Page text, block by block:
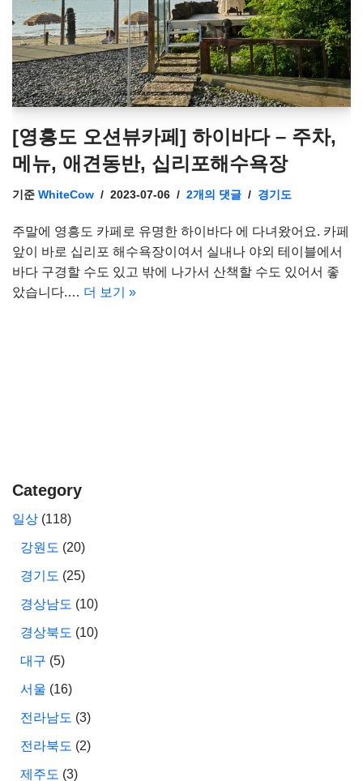
[영흥도 오션뷰카페] 하이바다 – 주차,
메뉴, 애견동반, 십리포해수욕장
기준 WhiteCow 2023-07-06 2개의 댓글 경기도
주말에 영흥도 카페로 유명한 하이바다 에 다녀왔어요. 카페
앞이 바로 십리포 해수욕장이여서 실내나 야외 테이블에서
바다 구경할 수도 있고 밖에 나가서 산책할 수도 있어서 좋
았습니다.… 더 보기 »
Category
일상 (118)
강원도 (20)
경기도 (25)
경상남도 (10)
경상북도 (10)
대구 (5)
서울 (16)
전라남도 (3)
전라북도 (2)
제주도 (3)